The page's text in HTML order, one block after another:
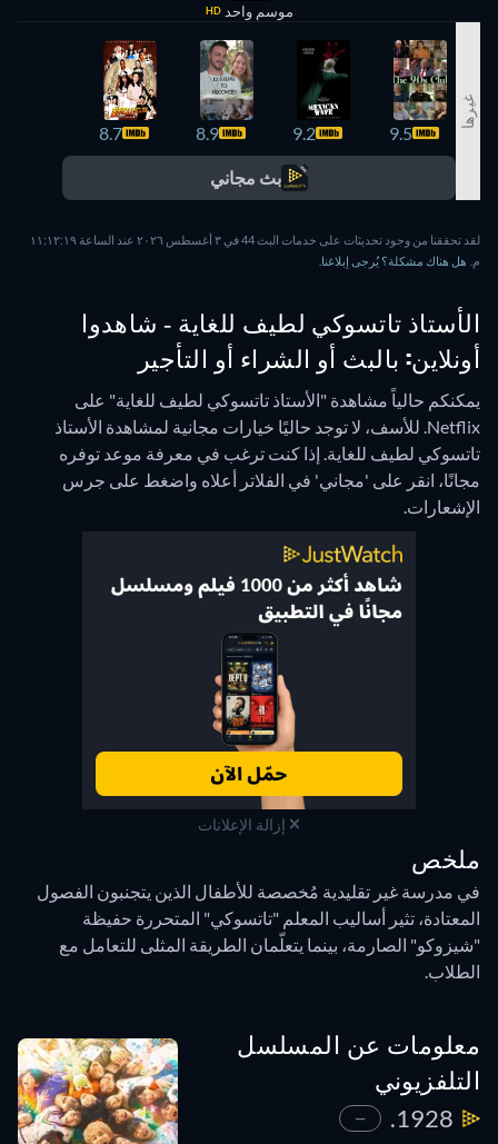
موسم واحد HD
غيرها
9.5
9.2
8.9
8.7
بث مجاني
لقد تحققنا من وجود تحديثات على خدمات البث 44 في ٣ أغسطس ٢٠٢٦ عند الساعة ١١:١٢:١٩
م.
هل هناك مشكلة؟ يُرجى إبلاغنا.
الأستاذ تاتسوكي لطيف للغاية - شاهدوا
أونلاين: بالبث أو الشراء أو التأجير
يمكنكم حالياً مشاهدة "الأستاذ تاتسوكي لطيف للغاية" على
Netflix. للأسف، لا توجد حاليًا خيارات مجانية لمشاهدة الأستاذ
تاتسوكي لطيف للغاية. إذا كنت ترغب في معرفة موعد توفره
مجانًا، انقر على 'مجاني' في الفلاتر أعلاه واضغط على جرس
الإشعارات.
إزالة الإعلانات
ملخص
في مدرسة غير تقليدية مُخصصة للأطفال الذين يتجنبون الفصول
المعتادة، تثير أساليب المعلم "تاتسوكي" المتحررة حفيظة
"شيزوكو" الصارمة، بينما يتعلّمان الطريقة المثلى للتعامل مع
الطلاب.
معلومات عن المسلسل
التلفزيوني
1928.
—